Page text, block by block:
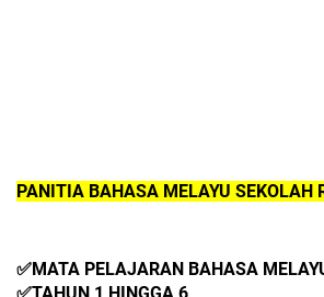
PANITIA BAHASA MELAYU SEKOLAH
✅MATA PELAJARAN BAHASA